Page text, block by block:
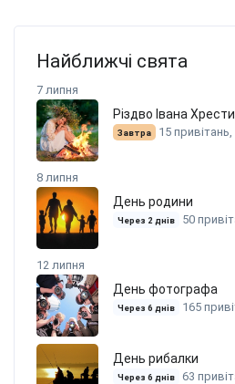
Найближчі свята
7 липня
Різдво Івана
Завтра 15 привітань,
8 липня
День родини
Через 2 днів 50
12 липня
День фотографа
Через 6 днів 165
День рибалки
Через 6 днів 63